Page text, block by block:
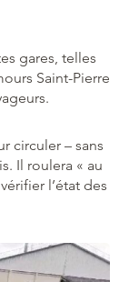
gares, telles
Saint-Pierre
circuler – sans
Il roulera « au
l’état des